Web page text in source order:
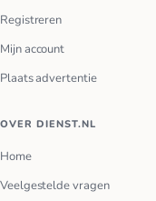
Registreren
Mijn account
Plaats advertentie
OVER DIENST.NL
Home
Veelgestelde vragen